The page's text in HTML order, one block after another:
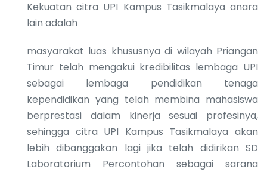
Kekuatan citra UPI Kampus Tasikmalaya anara
lain adalah
masyarakat luas khususnya di wilayah Priangan
Timur telah mengakui kredibilitas lembaga UPI
sebagai lembaga pendidikan tenaga
kependidikan yang telah membina mahasiswa
berprestasi dalam kinerja sesuai profesinya,
sehingga citra UPI Kampus Tasikmalaya akan
lebih dibanggakan lagi jika telah didirikan SD
Laboratorium Percontohan sebagai sarana